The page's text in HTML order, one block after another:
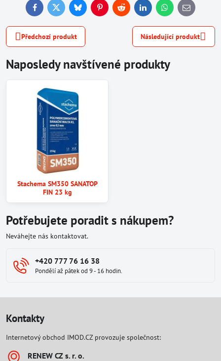
FacebookTwitterBlueskyPinterestReddit LinkedInWhatsApp
E-
mail
Předchozí produkt Následující produkt
Naposledy navštívené produkty
Stachema SM350 SANATOP
FIN 23 kg
Potřebujete poradit s nákupem?
Neváhejte nás kontaktovat.
+420 777 76 16 38
Pondělí až pátek od 9 - 16 hodin.
Kontakty
Internetový obchod IMOD.CZ provozuje společnost:
RENEW CZ s​. r​. o​.